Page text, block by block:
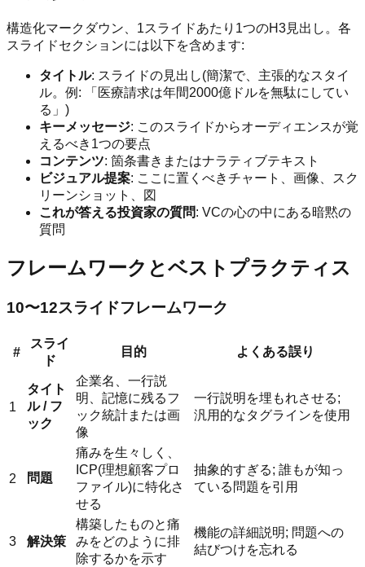
構造化マークダウン、1スライドあたり1つのH3見出し。各
スライドセクションには以下を含めます:
タイトル: スライドの見出し(簡潔で、主張的なスタイ
ル。例: 「医療請求は年間2000億ドルを無駄にしてい
る」)
キーメッセージ: このスライドからオーディエンスが覚
えるべき1つの要点
コンテンツ: 箇条書きまたはナラティブテキスト
ビジュアル提案: ここに置くべきチャート、画像、スク
リーンショット、図
これが答える投資家の質問: VCの心の中にある暗黙の
質問
フレームワークとベストプラクティス
10〜12スライドフレームワーク
#
スライ
ド
目的 よくある誤り
1
タイト
ル / フ
ック
企業名、一行説
明、記憶に残るフ
ック統計または画
像
一行説明を埋もれさせる;
汎用的なタグラインを使用
2 問題
痛みを生々しく、
ICP(理想顧客プロ
ファイル)に特化さ
せる
抽象的すぎる; 誰もが知っ
ている問題を引用
3 解決策
構築したものと痛
みをどのように排
除するかを示す
機能の詳細説明; 問題への
結びつけを忘れる